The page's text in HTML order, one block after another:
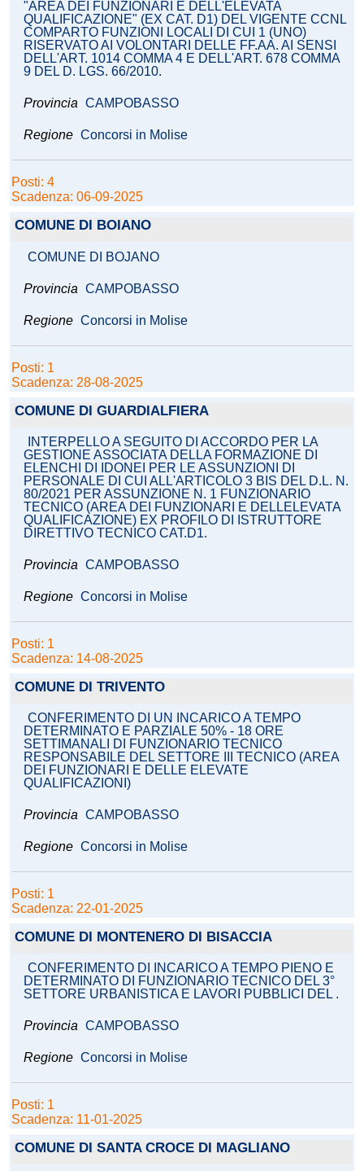
"AREA DEI FUNZIONARI E DELL'ELEVATA
QUALIFICAZIONE" (EX CAT. D1) DEL VIGENTE CCNL
COMPARTO FUNZIONI LOCALI DI CUI 1 (UNO)
RISERVATO AI VOLONTARI DELLE FF.AA. AI SENSI
DELL'ART. 1014 COMMA 4 E DELL'ART. 678 COMMA
9 DEL D. LGS. 66/2010.
Provincia CAMPOBASSO
Regione Concorsi in Molise
Posti: 4
Scadenza: 06-09-2025
COMUNE DI BOIANO
COMUNE DI BOJANO
Provincia CAMPOBASSO
Regione Concorsi in Molise
Posti: 1
Scadenza: 28-08-2025
COMUNE DI GUARDIALFIERA
INTERPELLO A SEGUITO DI ACCORDO PER LA
GESTIONE ASSOCIATA DELLA FORMAZIONE DI
ELENCHI DI IDONEI PER LE ASSUNZIONI DI
PERSONALE DI CUI ALL'ARTICOLO 3 BIS DEL D.L. N.
80/2021 PER ASSUNZIONE N. 1 FUNZIONARIO
TECNICO (AREA DEI FUNZIONARI E DELLELEVATA
QUALIFICAZIONE) EX PROFILO DI ISTRUTTORE
DIRETTIVO TECNICO CAT.D1.
Provincia CAMPOBASSO
Regione Concorsi in Molise
Posti: 1
Scadenza: 14-08-2025
COMUNE DI TRIVENTO
CONFERIMENTO DI UN INCARICO A TEMPO
DETERMINATO E PARZIALE 50% - 18 ORE
SETTIMANALI DI FUNZIONARIO TECNICO
RESPONSABILE DEL SETTORE III TECNICO (AREA
DEI FUNZIONARI E DELLE ELEVATE
QUALIFICAZIONI)
Provincia CAMPOBASSO
Regione Concorsi in Molise
Posti: 1
Scadenza: 22-01-2025
COMUNE DI MONTENERO DI BISACCIA
CONFERIMENTO DI INCARICO A TEMPO PIENO E
DETERMINATO DI FUNZIONARIO TECNICO DEL 3°
SETTORE URBANISTICA E LAVORI PUBBLICI DEL .
Provincia CAMPOBASSO
Regione Concorsi in Molise
Posti: 1
Scadenza: 11-01-2025
COMUNE DI SANTA CROCE DI MAGLIANO